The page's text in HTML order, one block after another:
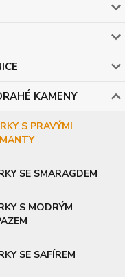
KAMENY
S PRAVÝMI
SE SMARAGDEM
S MODRÝM
SE SAFÍREM